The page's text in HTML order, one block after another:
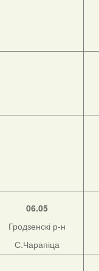
06.05
Гродзенскі р-н
С.Чарапіца